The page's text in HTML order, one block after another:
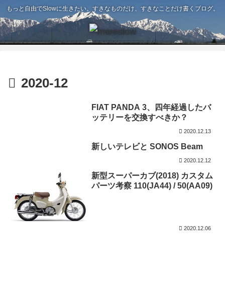
もっと自由でSlowに生きたい。すきなものだけ、すきなことだけ書くブログ。
2020-12
FIAT PANDA 3、四年経過したバ
ッテリーを交換すべきか？
2020.12.13
新しいテレビと SONOS Beam
2020.12.12
新型スーパーカブ(2018) カスタム
パーツ考察 110(JA44) / 50(AA09)
2020.12.06